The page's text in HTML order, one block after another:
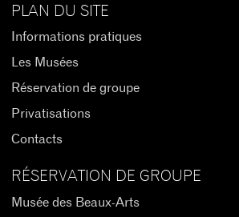
PLAN DU SITE
Informations pratiques
Les Musées
Réservation de groupe
Privatisations
Contacts
RÉSERVATION DE GROUPE
Musée des Beaux-Arts